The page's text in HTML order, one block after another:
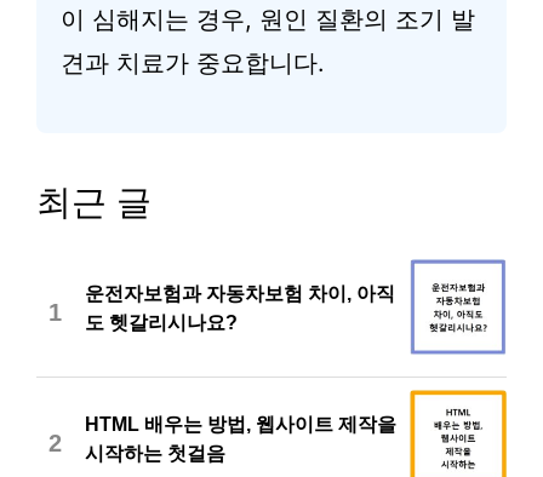
이 심해지는 경우, 원인 질환의 조기 발
견과 치료가 중요합니다.
최근 글
1
운전자보험과 자동차보험 차이, 아직
도 헷갈리시나요?
2
HTML 배우는 방법, 웹사이트 제작을
시작하는 첫걸음